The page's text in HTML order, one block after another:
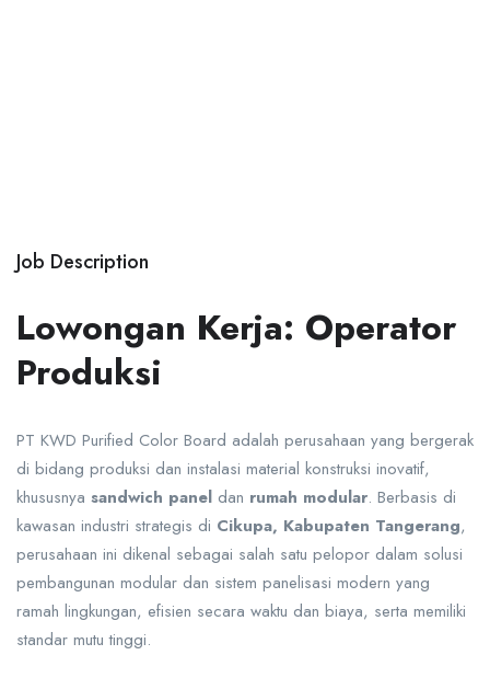
Job Description
Lowongan Kerja: Operator
Produksi
PT KWD Purified Color Board adalah perusahaan yang bergerak
di bidang produksi dan instalasi material konstruksi inovatif,
khususnya sandwich panel dan rumah modular. Berbasis di
kawasan industri strategis di Cikupa, Kabupaten Tangerang,
perusahaan ini dikenal sebagai salah satu pelopor dalam solusi
pembangunan modular dan sistem panelisasi modern yang
ramah lingkungan, efisien secara waktu dan biaya, serta memiliki
standar mutu tinggi.